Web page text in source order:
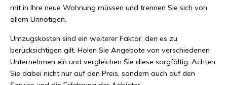
mit in Ihre neue Wohnung müssen und trennen Sie sich von
allem Unnötigen.
Umzugskosten sind ein weiterer Faktor, den es zu
berücksichtigen gilt. Holen Sie Angebote von verschiedenen
Unternehmen ein und vergleichen Sie diese sorgfältig. Achten
Sie dabei nicht nur auf den Preis, sondern auch auf den